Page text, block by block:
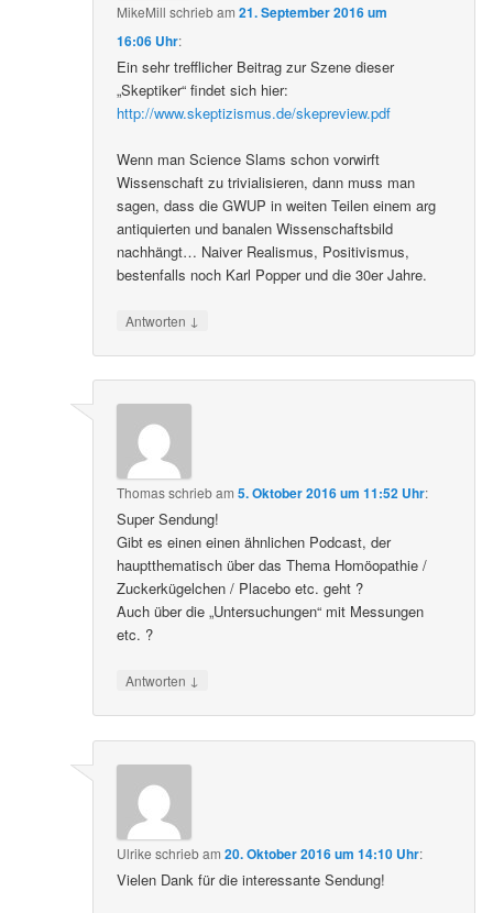
MikeMill schriebam21. September 2016 um
16:06 Uhr:
Ein sehr trefflicher Beitrag zur Szene dieser
„Skeptiker“ findet sich hier:
http://www.skeptizismus.de/skepreview.pdf
Wenn man Science Slams schon vorwirft
Wissenschaft zu trivialisieren, dann muss man
sagen, dass die GWUP in weiten Teilen einem arg
antiquierten und banalen Wissenschaftsbild
nachhängt… Naiver Realismus, Positivismus,
bestenfalls noch Karl Popper und die 30er Jahre.
Antworten ↓
Thomasschriebam5. Oktober 2016 um 11:52 Uhr:
Super Sendung!
Gibt es einen einen ähnlichen Podcast, der
hauptthematisch über das Thema Homöopathie /
Zuckerkügelchen / Placebo etc. geht ?
Auch über die „Untersuchungen“ mit Messungen
etc. ?
Antworten ↓
Ulrike schriebam20. Oktober 2016 um 14:10 Uhr:
Vielen Dank für die interessante Sendung!